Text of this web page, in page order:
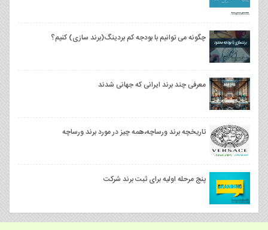
چگونه می توانیم با بودجه کم بردینگ(برند سازی) کنیم؟
معرفی چند برند ایرانی که جهانی شدند
تاریخچه برند ورساچه،همه چیز در مورد برند ورساچه
پنج مرحله اولیه برای ثبت برند شرکت